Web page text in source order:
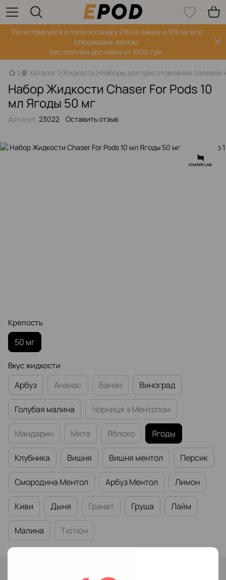
Регистрируйся‌ и получи скидку 2% на заказ, и 5% на все
следующие заказы.
Бесплатная доставка от 1000 грн.
📙 Каталог Жидкость Наборы для приготовления солевой
Набор Жидкости Chaser For Pods 10
мл Ягоды 50 мг
Артикул: 23022 Оставить отзыв
Крепость
50 мг
Вкус жидкости
Арбуз Ананас Банан Виноград
Голубая малина Чорниця з Ментолом
Мандарин Мята Яблоко Ягоды
Клубника Вишня Вишня ментол Персик
Смородина Ментол Арбуз Ментол Лимон
Киви Дыня Гранат Груша Лайм
Малина Тютюн